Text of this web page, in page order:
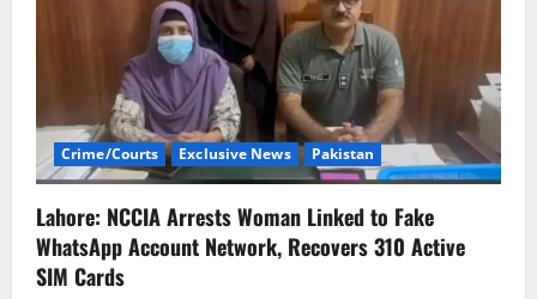
Crime/Courts Exclusive News Pakistan
Lahore: NCCIA Arrests Woman Linked to Fake
WhatsApp Account Network, Recovers 310 Active
SIM Cards